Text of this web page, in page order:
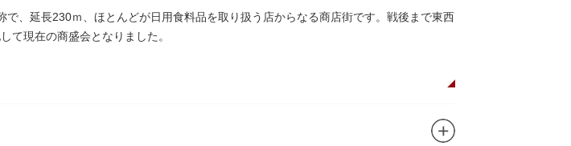
、延長230ｍ、ほとんどが日用食料品を取り扱う店からなる商店街です。戦後まで東西
て現在の商盛会となりました。